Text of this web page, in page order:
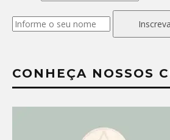
CONHEÇA NOSSOS